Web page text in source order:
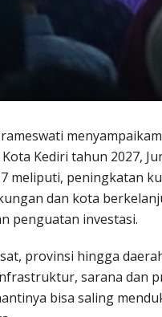
Kediri tahun 2027,
meliputi, peningkatan
dan kota
penguatan investasi.
provinsi hingga
sarana dan
bisa saling